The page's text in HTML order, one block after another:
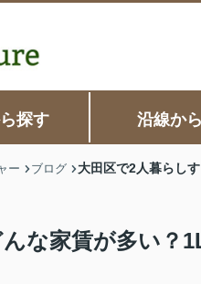
探す 沿線か
ー ブログ 大田区で2人暮らし
な家賃が多い？